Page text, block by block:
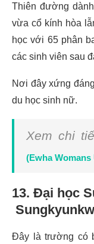
Thiên đường
vừa cổ kính hòa
học với 65 phân
các sinh viên sau
Nơi đây xứng
du học sinh nữ.
Xem chi
(Ewha
13. Đại học
Đây là trường có